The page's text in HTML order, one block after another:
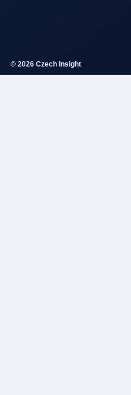
© 2026 Czech Insight